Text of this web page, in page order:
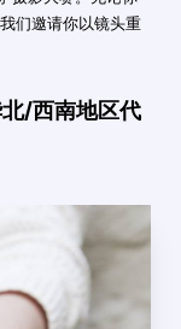
们邀请你以镜头重
/西南地区代